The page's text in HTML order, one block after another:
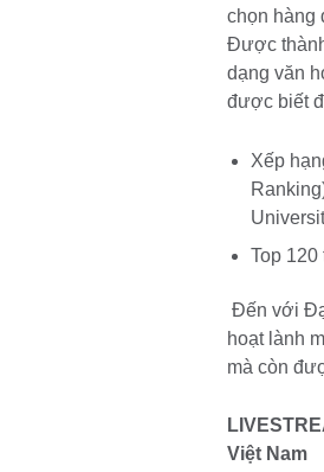
chọn hàng
Được
dạng văn
được biết
Xếp
Top
Đến với
hoạt lành
mà còn
Việt Nam